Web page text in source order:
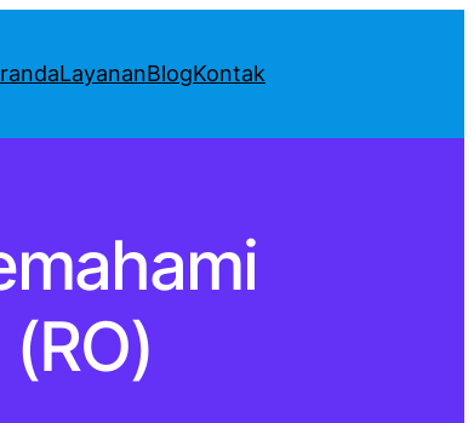
LayananBlogKontak